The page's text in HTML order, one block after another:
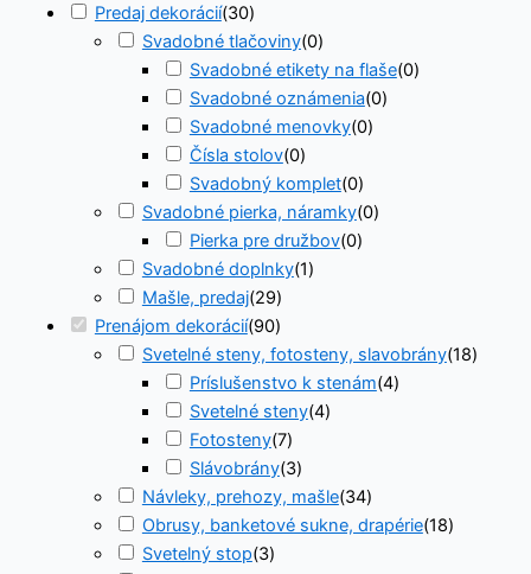
Predaj dekorácií(30)
Svadobné tlačoviny(0)
Svadobné etikety na flaše(0)
Svadobné oznámenia(0)
Svadobné menovky(0)
Čísla stolov(0)
Svadobný komplet(0)
Svadobné pierka, náramky(0)
Pierka pre družbov(0)
Svadobné doplnky(1)
Mašle, predaj(29)
Prenájom dekorácií(90)
Svetelné steny, fotosteny, slavobrány(18)
Príslušenstvo k stenám(4)
Svetelné steny(4)
Fotosteny(7)
Slávobrány(3)
Návleky, prehozy, mašle(34)
Obrusy, banketové sukne, drapérie(18)
Svetelný stop(3)